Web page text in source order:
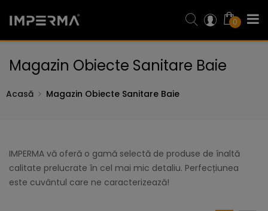
0
Magazin Obiecte Sanitare Baie
Acasă Magazin Obiecte Sanitare Baie
IMPERMA vă oferă o gamă selectă de produse de înaltă
calitate prelucrate în cel mai mic detaliu. Perfecțiunea
este cuvântul care ne caracterizează!